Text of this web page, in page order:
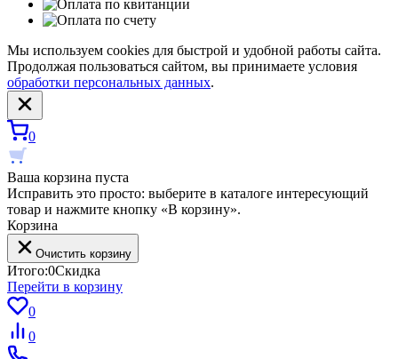
Мы используем cookies для быстрой и удобной работы сайта.
Продолжая пользоваться сайтом, вы принимаете условия
обработки персональных данных.
0
Ваша корзина пуста
Исправить это просто: выберите в каталоге интересующий
товар и нажмите кнопку «В корзину».
Корзина
Очистить корзину
Итого:0Скидка
Перейти в корзину
0
0